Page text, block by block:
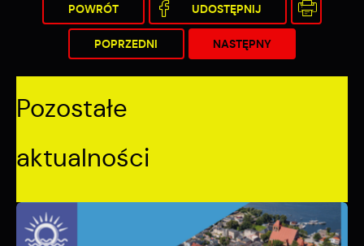
POWRÓT UDOSTĘPNIJ
POPRZEDNI NASTĘPNY
Pozostałe
aktualności